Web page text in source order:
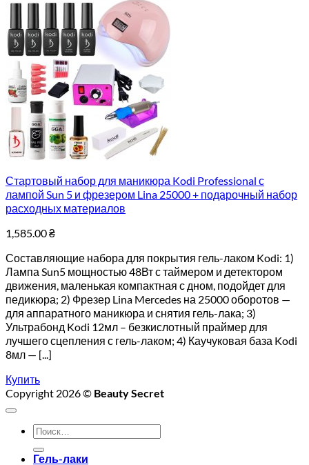
Стартовый набор для маникюра Kodi Professional с
лампой Sun 5 и фрезером Lina 25000 + подарочный набор
расходных материалов
1,585.00₴
Составляющие набора для покрытия гель-лаком Kodi: 1)
Лампа Sun5 мощностью 48Вт с таймером и детектором
движения, маленькая компактная с дном, подойдет для
педикюра; 2) Фрезер Lina Mercedes на 25000 оборотов —
для аппаратного маникюра и снятия гель-лака; 3)
Ультрабонд Kodi 12мл – безкислотный праймер для
лучшего сцепления с гель-лаком; 4) Каучуковая база Kodi
8мл — [...]
Купить
Copyright 2026 © Beauty Secret
Искать:
Гель-лаки